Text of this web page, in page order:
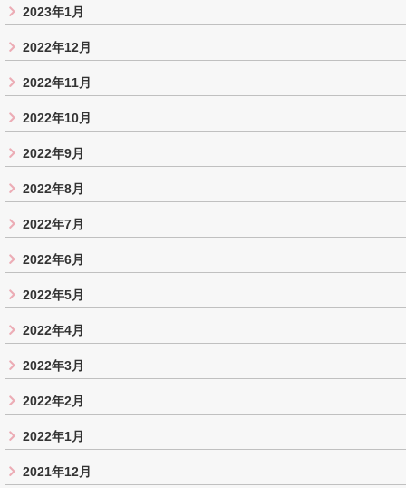
2023年1月
2022年12月
2022年11月
2022年10月
2022年9月
2022年8月
2022年7月
2022年6月
2022年5月
2022年4月
2022年3月
2022年2月
2022年1月
2021年12月